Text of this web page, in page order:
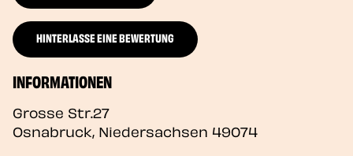
HINTERLASSE EINE BEWERTUNG
INFORMATIONEN
Grosse Str.27
Osnabruck, Niedersachsen 49074